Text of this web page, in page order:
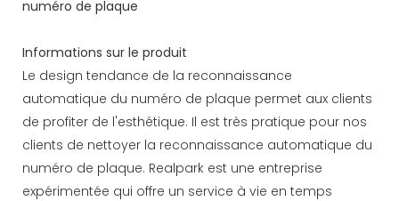
numéro de plaque
Informations sur le produit
Le design tendance de la reconnaissance
automatique du numéro de plaque permet aux clients
de profiter de l'esthétique. Il est très pratique pour nos
clients de nettoyer la reconnaissance automatique du
numéro de plaque. Realpark est une entreprise
expérimentée qui offre un service à vie en temps